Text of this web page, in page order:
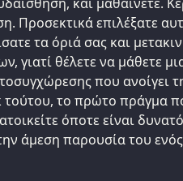
Προσεκτικά επιλέξατε
τα όριά σας και
γιατί θέλετε να μάθετε
που ανοίγει
τούτου, το πρώτο πράγμα
όποτε είναι
άμεση παρουσία του